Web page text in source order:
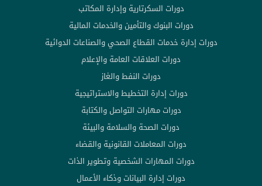
دورات السكرتارية وإدارة المكاتب
دورات البنوك والتأمين والخدمات المالية
دورات إدارة خدمات القطاع الصحي والصناعات الدوائية
دورات العلاقات العامة والإعلام
دورات النفط والغاز
دورات إدارة التخطيط والاستراتيجية
دورات مهارات التواصل والكتابة
دورات الصحة والسلامة والبيئة
دورات المعاملات القانونية والقضاء
دورات المهارات الشخصية وتطوير الذات
دورات إدارة البيانات وذكاء الأعمال